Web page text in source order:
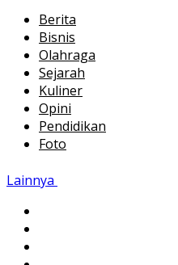
Berita
Bisnis
Olahraga
Sejarah
Kuliner
Opini
Pendidikan
Foto
Lainnya